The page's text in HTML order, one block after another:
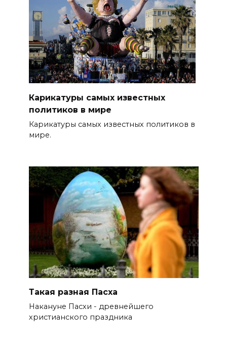
Карикатуры самых известных
политиков в мире
Карикатуры самых известных политиков в
мире.
Такая разная Пасха
Накануне Пасхи - древнейшего
христианского праздника